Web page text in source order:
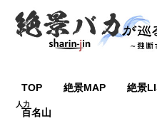
TOP 絶景MAP 絶景
百名山